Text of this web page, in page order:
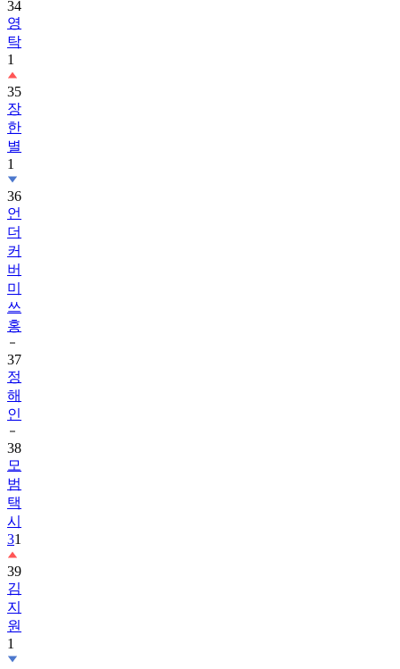
탁
1
35
장
한
별
1
36
언
더
커
버
미
쓰
홍
37
정
해
인
38
모
범
택
시
31
39
김
지
원
1
40
멋